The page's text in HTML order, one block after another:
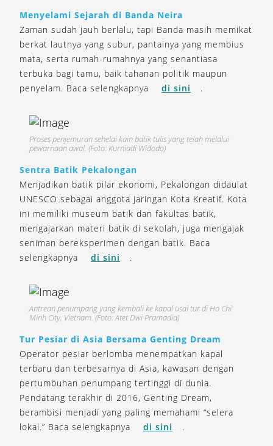
Menyelami Sejarah di Banda Neira
Zaman sudah jauh berlalu, tapi Banda masih memikat
berkat lautnya yang subur, pantainya yang membius
mata, serta rumah-rumahnya yang senantiasa
terbuka bagi tamu, baik tahanan politik maupun
penyelam. Baca selengkapnya
di sini .
Proses penjemuran sehelai kain batik tulis yang telah melalui
pewarnaan awal. (Foto: Kurniadi Widodo)
Sentra Batik Pekalongan
Menjadikan batik pilar ekonomi, Pekalongan didaulat
UNESCO sebagai anggota Jaringan Kota Kreatif. Kota
ini memiliki museum batik dan fakultas batik,
mengajarkan materi batik di sekolah, juga mengajak
seniman bereksperimen dengan batik. Baca
selengkapnya
di sini .
Antrean penumpang yang kembali ke kapal usai tur di Ho Chi
Minh City, Vietnam. (Foto: Atet Dwi Pramadia)
Tur Pesiar di Asia Bersama Genting Dream
Operator pesiar berlomba menempatkan kapal
terbaru dan terbesarnya di Asia, kawasan dengan
pertumbuhan penumpang tertinggi di dunia.
Pendatang terakhir di 2016, Genting Dream,
berambisi menjadi yang paling memahami “selera
lokal.” Baca selengkapnya
di sini .